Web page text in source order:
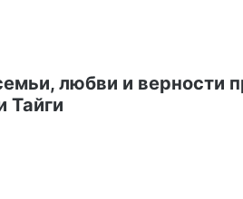
любви и верности
Тайги